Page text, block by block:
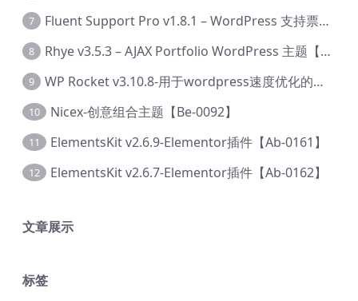
7 Fluent Support Pro v1.8.1 – WordPress 支持票务系统【Cc-0041】
8 Rhye v3.5.3 – AJAX Portfolio WordPress 主题【Bi-0049】
9 WP Rocket v3.10.8-用于wordpress速度优化的缓存加速插件【Cd-0019】
10 Nicex-创意组合主题【Be-0092】
11 ElementsKit v2.6.9-Elementor插件【Ab-0161】
12 ElementsKit v2.6.7-Elementor插件【Ab-0162】
文章展示
标签